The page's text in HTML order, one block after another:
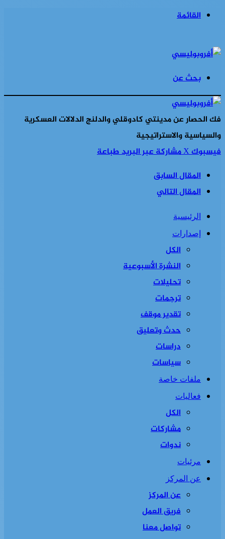
القائمة
بحث عن
فك الحصار عن مدينتي كادوقلي والدلنج الدلالات العسكرية
والسياسية والاستراتيجية
فيسبوك‫Xمشاركة عبر البريدطباعة
المقال السابق
المقال التالي
الرئيسية
إصدارات
الكل
النشرة الأسبوعية
تحليلات
ترجمات
تقدير موقف
حدث وتعليق
دراسات
سياسات
ملفات خاصة
فعاليات
الكل
مشاركات
ندوات
مرئيات
عن المركز
عن المركز
فريق العمل
تواصل معنا